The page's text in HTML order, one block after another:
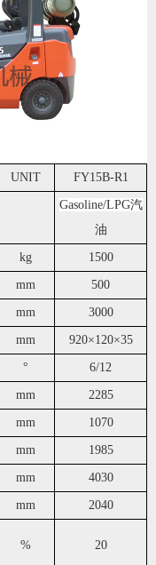
UNIT FY15B-R1
Gasoline/LPG汽
油
kg 1500
mm 500
mm 3000
mm 920×120×35
° 6/12
mm 2285
mm 1070
mm 1985
mm 4030
mm 2040
% 20